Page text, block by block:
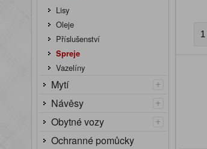
Lisy
Oleje
Příslušenství
Spreje
Vazelíny
Mytí
+
Návěsy
+
Obytné vozy
+
Ochranné pomůcky